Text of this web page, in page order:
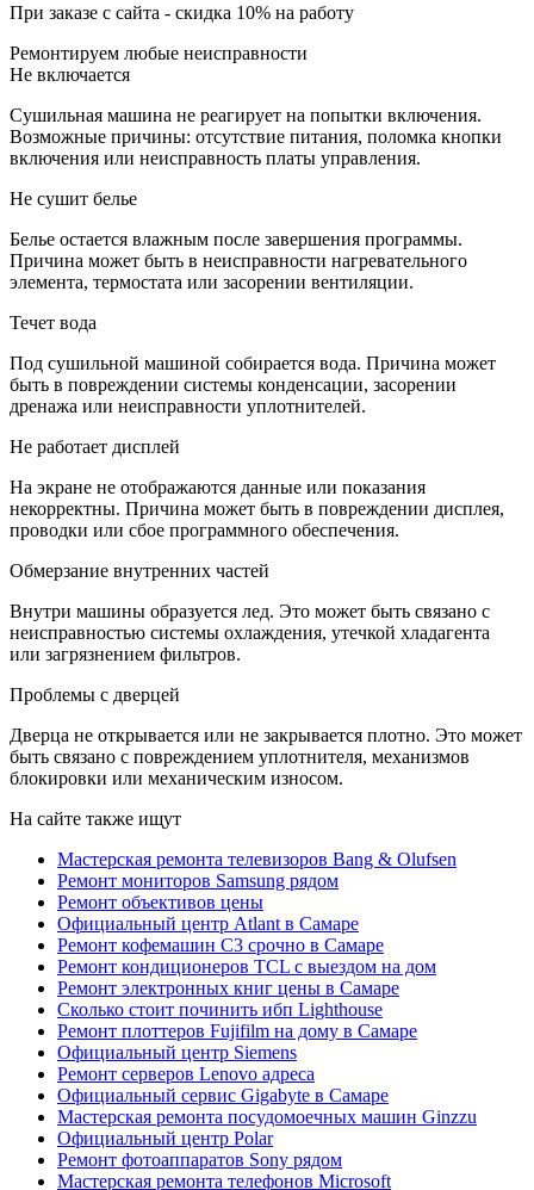
При заказе с сайта - скидка 10% на работу
Ремонтируем любые неисправности
Не включается
Сушильная машина не реагирует на попытки включения.
Возможные причины: отсутствие питания, поломка кнопки
включения или неисправность платы управления.
Не сушит белье
Белье остается влажным после завершения программы.
Причина может быть в неисправности нагревательного
элемента, термостата или засорении вентиляции.
Течет вода
Под сушильной машиной собирается вода. Причина может
быть в повреждении системы конденсации, засорении
дренажа или неисправности уплотнителей.
Не работает дисплей
На экране не отображаются данные или показания
некорректны. Причина может быть в повреждении дисплея,
проводки или сбое программного обеспечения.
Обмерзание внутренних частей
Внутри машины образуется лед. Это может быть связано с
неисправностью системы охлаждения, утечкой хладагента
или загрязнением фильтров.
Проблемы с дверцей
Дверца не открывается или не закрывается плотно. Это может
быть связано с повреждением уплотнителя, механизмов
блокировки или механическим износом.
На сайте также ищут
Мастерская ремонта телевизоров Bang & Olufsen
Ремонт мониторов Samsung рядом
Ремонт объективов цены
Официальный центр Atlant в Самаре
Ремонт кофемашин C3 срочно в Самаре
Ремонт кондиционеров TCL с выездом на дом
Ремонт электронных книг цены в Самаре
Сколько стоит починить ибп Lighthouse
Ремонт плоттеров Fujifilm на дому в Самаре
Официальный центр Siemens
Ремонт серверов Lenovo адреса
Официальный сервис Gigabyte в Самаре
Мастерская ремонта посудомоечных машин Ginzzu
Официальный центр Polar
Ремонт фотоаппаратов Sony рядом
Мастерская ремонта телефонов Microsoft